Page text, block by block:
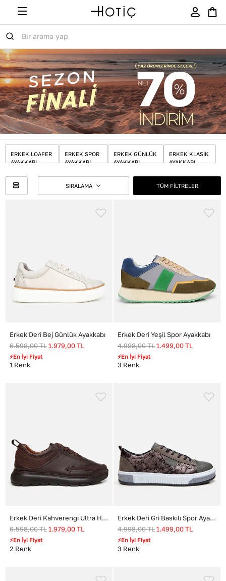
ERKEK LOAFER
AYAKKABI
ERKEK SPOR
AYAKKABI
ERKEK GÜNLÜK
AYAKKABI
ERKEK KLASIK
AYAKKABI
SIRALAMA TÜM FİLTRELER
Erkek Deri Bej Günlük Ayakkabı
6.598,00TL 1.979,00 TL
⚡En İyi Fiyat
1Renk
Erkek Deri Yeşil Spor Ayakkabı
4.998,00TL1.499,00 TL
⚡En İyi Fiyat
3 Renk
Erkek Deri Kahverengi Ultra Hafif Tabanlı Spor Ayakkabı
6.598,00TL 1.979,00 TL
⚡En İyi Fiyat
2 Renk
Erkek Deri Gri Baskılı Spor Ayakkabı
4.998,00TL1.499,00 TL
⚡En İyi Fiyat
3 Renk